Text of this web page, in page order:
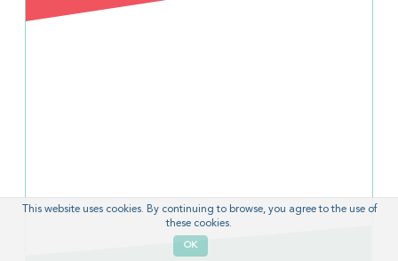
This website uses cookies. By continuing to browse, you agree to the use of
these cookies.
OK